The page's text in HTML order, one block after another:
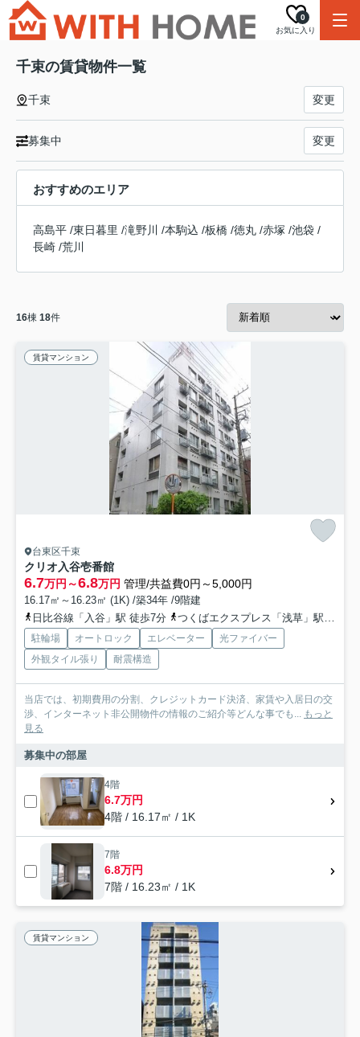
お気に入り
0
千束の賃貸物件一覧
千束 変更
募集中 変更
おすすめのエリア
高島平 /東日暮里 /滝野川 /本駒込 /板橋 /徳丸 /赤塚 /池袋 /
長崎 /荒川
16棟 18件
賃貸マンション
台東区千束
クリオ入谷壱番館
6.7万円～6.8万円 管理/共益費0円～5,000円
16.17㎡～16.23㎡ (1K) /築34年 /9階建
日比谷線「入谷」駅 徒歩7分
つくばエクスプレス「浅草」駅 徒歩14分
駐輪場 オートロック エレベーター
光ファイバー
外観タイル張り
耐震構造
当店では、初期費用の分割、クレジットカード決済、家賃や入居日の交
渉、インターネット非公開物件の情報のご紹介等どんな事でも... もっと
見る
募集中の部屋
4階
6.7万円
4階 / 16.17㎡ / 1K
7階
6.8万円
7階 / 16.23㎡ / 1K
賃貸マンション